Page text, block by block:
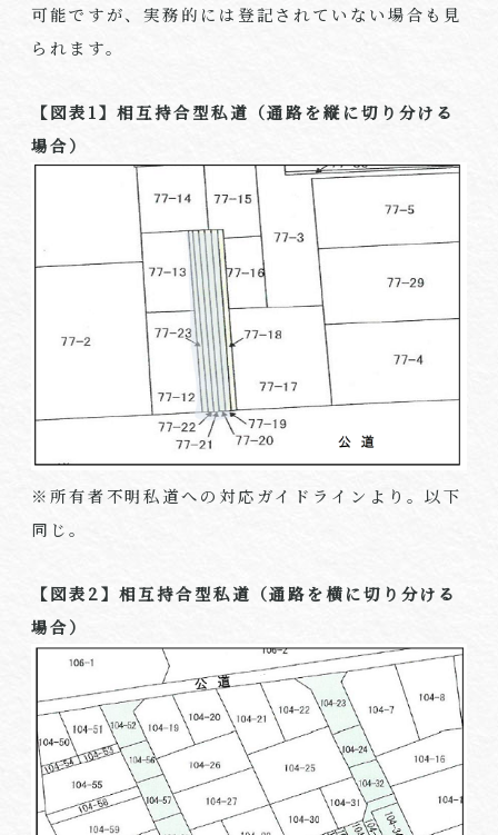
可能ですが、実務的には登記されていない場合も見
られます。
【図表1】相互持合型私道（通路を縦に切り分ける
場合）
※所有者不明私道への対応ガイドラインより。以下
同じ。
【図表2】相互持合型私道（通路を横に切り分ける
場合）